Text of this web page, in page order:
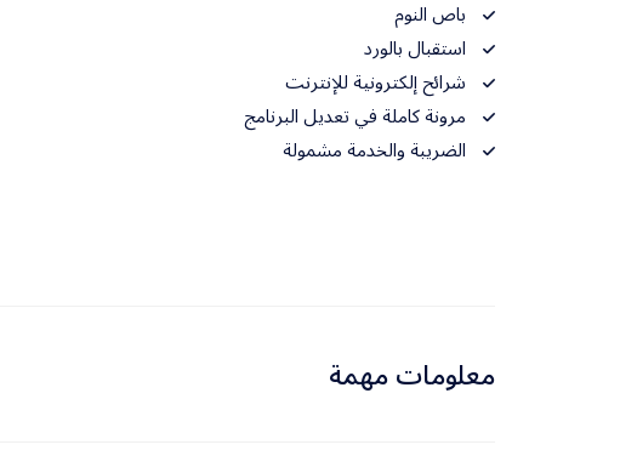
باص النوم
استقبال بالورد
شرائح إلكترونية للإنترنت
مرونة كاملة في تعديل البرنامج
الضريبة والخدمة مشمولة
معلومات مهمة